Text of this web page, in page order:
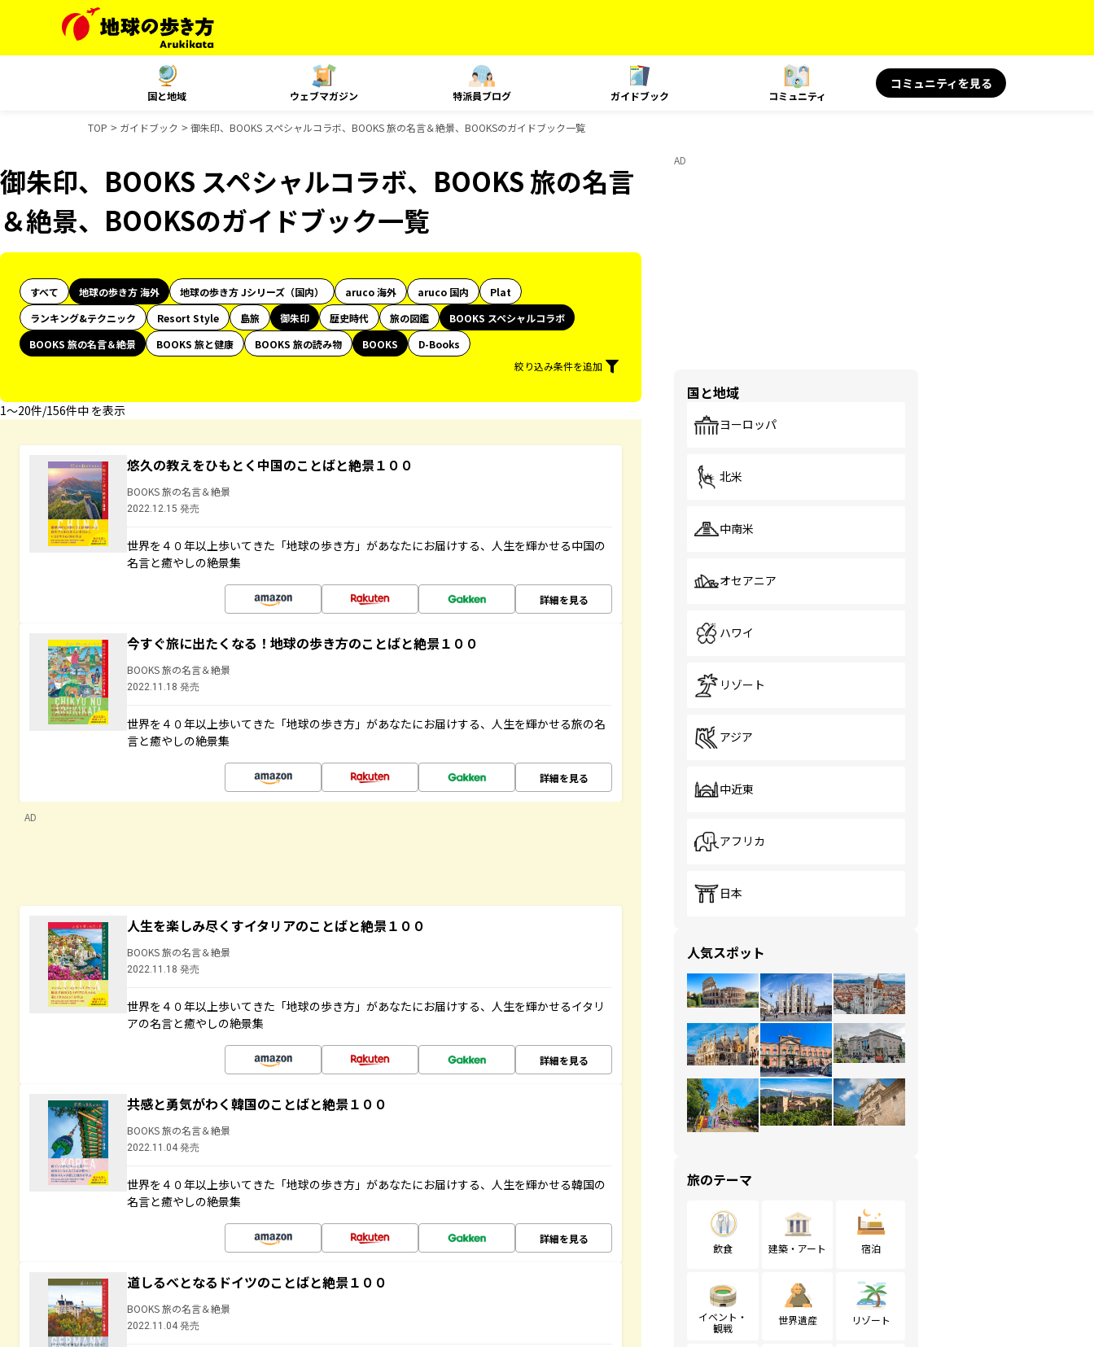
国と地域 ウェブマガジン 特派員ブログ ガイドブック コミュニティ
コミュニティを見る
TOP ガイドブック 御朱印、BOOKS スペシャルコラボ、BOOKS 旅の名言＆絶景、BOOKSのガイドブック一覧
御朱印、BOOKS スペシャルコラボ、BOOKS 旅の名言
＆絶景、BOOKSのガイドブック一覧
すべて 地球の歩き方 海外 地球の歩き方 Jシリーズ（国内） aruco 海外 aruco 国内
Plat
ランキング&テクニック
Resort Style 島旅 御朱印 歴史時代 旅の図鑑
BOOKS スペシャルコラボ
BOOKS 旅の名言＆絶景
BOOKS 旅と健康 BOOKS 旅の読み物 BOOKS
D-Books
絞り込み条件を追加
1〜20件/156件中 を表示
悠久の教えをひもとく中国のことばと絶景１００
BOOKS 旅の名言＆絶景
2022.12.15 発売
世界を４０年以上歩いてきた「地球の歩き方」があなたにお届けする、人生を輝かせる中国の
名言と癒やしの絶景集
詳細を見る
今すぐ旅に出たくなる！地球の歩き方のことばと絶景１００
BOOKS 旅の名言＆絶景
2022.11.18 発売
世界を４０年以上歩いてきた「地球の歩き方」があなたにお届けする、人生を輝かせる旅の名
言と癒やしの絶景集
詳細を見る
AD
人生を楽しみ尽くすイタリアのことばと絶景１００
BOOKS 旅の名言＆絶景
2022.11.18 発売
世界を４０年以上歩いてきた「地球の歩き方」があなたにお届けする、人生を輝かせるイタリ
アの名言と癒やしの絶景集
詳細を見る
共感と勇気がわく韓国のことばと絶景１００
BOOKS 旅の名言＆絶景
2022.11.04 発売
世界を４０年以上歩いてきた「地球の歩き方」があなたにお届けする、人生を輝かせる韓国の
名言と癒やしの絶景集
詳細を見る
道しるべとなるドイツのことばと絶景１００
BOOKS 旅の名言＆絶景
2022.11.04 発売
AD
国と地域
ヨーロッパ
北米
中南米
オセアニア
ハワイ
リゾート
アジア
中近東
アフリカ
日本
人気スポット
旅のテーマ
飲食 建築・アート 宿泊
イベント・
観戦
世界遺産 リゾート